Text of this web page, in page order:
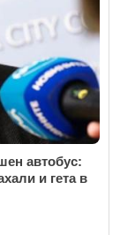
автобус:
и гета в